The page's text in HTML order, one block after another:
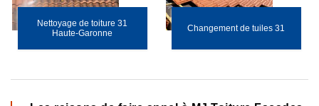
Nettoyage de toiture 31
Haute-Garonne
Changement de tuiles 31